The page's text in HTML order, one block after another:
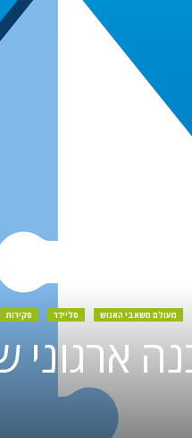
מעולם משאבי האנוש סליידר סקירות